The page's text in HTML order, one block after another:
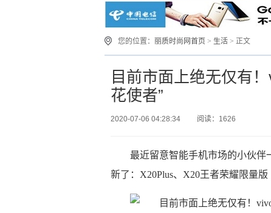
您的位置： 丽质时尚网首页 > 生活 > 正文
目前市面上绝无仅有
花使者”
2020-07-06 04:28:34 阅读：1626
最近留意智能手机市场的小伙伴
新了：X20Plus、X20王者荣耀限量